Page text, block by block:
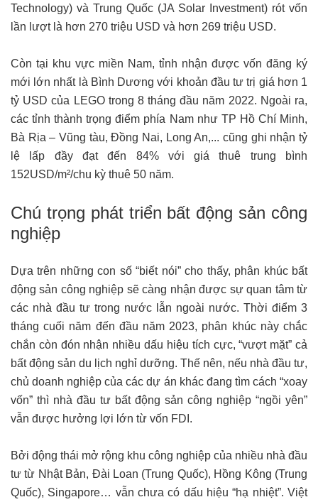
Technology) và Trung Quốc (JA Solar Investment) rót vốn
lần lượt là hơn 270 triệu USD và hơn 269 triệu USD.
Còn tại khu vực miền Nam, tỉnh nhận được vốn đăng ký
mới lớn nhất là Bình Dương với khoản đầu tư trị giá hơn 1
tỷ USD của LEGO trong 8 tháng đầu năm 2022. Ngoài ra,
các tỉnh thành trọng điểm phía Nam như TP Hồ Chí Minh,
Bà Rịa – Vũng tàu, Đồng Nai, Long An,... cũng ghi nhận tỷ
lệ lấp đầy đạt đến 84% với giá thuê trung bình
152USD/m²/chu kỳ thuê 50 năm.
Chú trọng phát triển bất động sản công
nghiệp
Dựa trên những con số “biết nói” cho thấy, phân khúc bất
động sản công nghiệp sẽ càng nhận được sự quan tâm từ
các nhà đầu tư trong nước lẫn ngoài nước. Thời điểm 3
tháng cuối năm đến đầu năm 2023, phân khúc này chắc
chắn còn đón nhận nhiều dấu hiệu tích cực, “vượt mặt” cả
bất động sản du lịch nghỉ dưỡng. Thế nên, nếu nhà đầu tư,
chủ doanh nghiệp của các dự án khác đang tìm cách “xoay
vốn” thì nhà đầu tư bất động sản công nghiệp “ngồi yên”
vẫn được hưởng lợi lớn từ vốn FDI.
Bởi động thái mở rộng khu công nghiệp của nhiều nhà đầu
tư từ Nhật Bản, Đài Loan (Trung Quốc), Hồng Kông (Trung
Quốc), Singapore… vẫn chưa có dấu hiệu “hạ nhiệt”. Việt